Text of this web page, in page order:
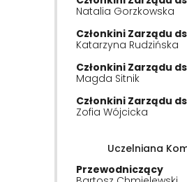
Natalia Gorzkowska
Członkini Zarządu
Katarzyna Rudzińska
Członkini Zarządu
Magda Sitnik
Członkini Zarządu
Zofia Wójcicka
Uczelniana
Przewodniczący